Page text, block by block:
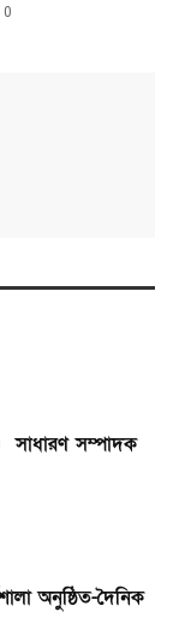
0
সাধারণ সম্পাদক
অনু‌ষ্ঠিত-দৈনিক